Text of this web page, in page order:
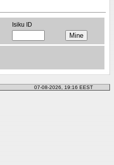
Isiku ID
07-08-2026, 19:16 EEST